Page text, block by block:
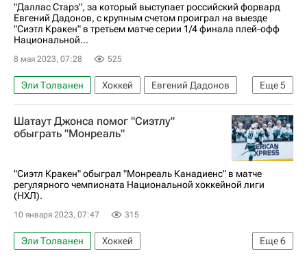
"Даллас Старз", за который выступает российский форвард
Евгений Дадонов, с крупным счетом проиграл на выезде
"Сиэтл Кракен" в третьем матче серии 1/4 финала плей-офф
Национальной...
8 мая 2023, 07:28 525
Еще5
Эли Толванен Хоккей
Евгений Дадонов
Джордан Эберле
Даллас Старз
Сиэтл Кракен
Кубок Стэнли
Шатаут Джонса помог "Сиэтлу"
обыграть "Монреаль"
"Сиэтл Кракен" обыграл "Монреаль Канадиенс" в матче
регулярного чемпионата Национальной хоккейной лиги
(НХЛ).
10 января 2023, 07:47 315
Еще6
Эли Толванен
Хоккей